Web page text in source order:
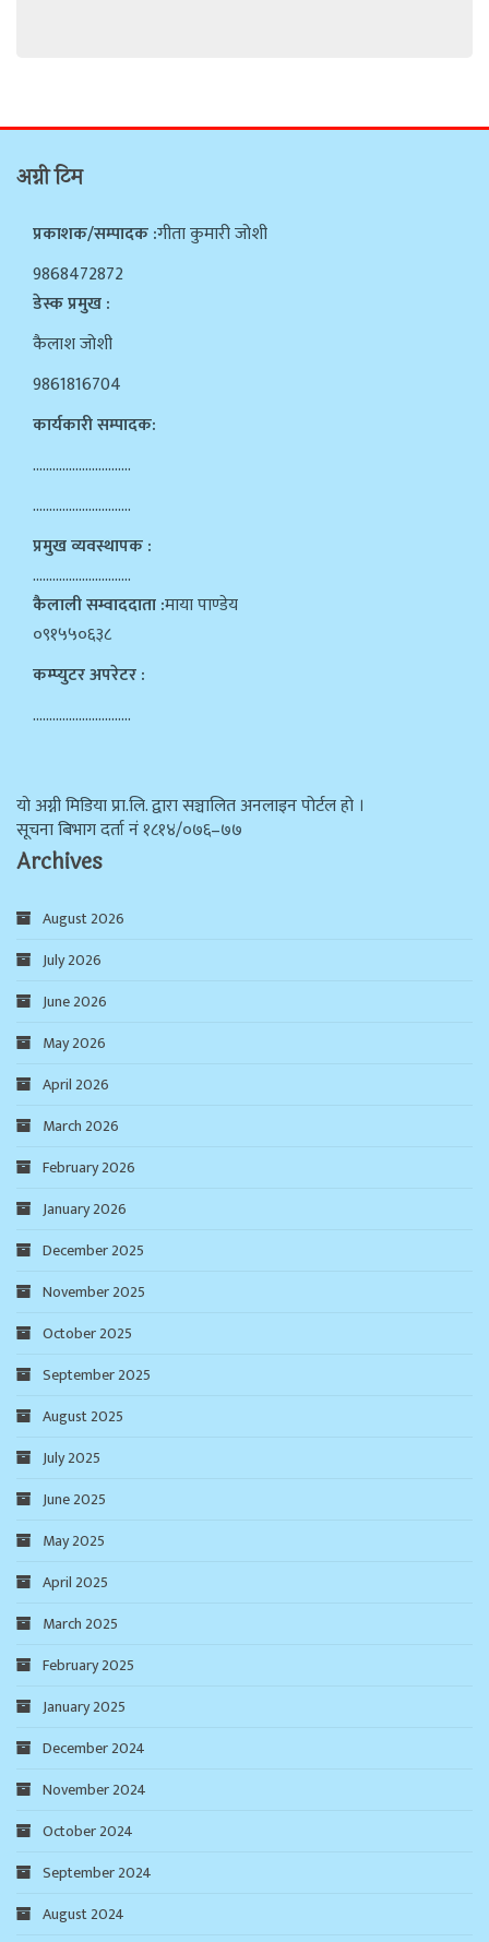
अग्नी टिम
प्रकाशक/सम्पादक :गीता कुमारी जोशी
9868472872
डेस्क प्रमुख :
कैलाश जोशी
9861816704
कार्यकारी सम्पादक:
…………………………
…………………………
प्रमुख व्यवस्थापक :
…………………………
कैलाली सम्वाददाता :माया पाण्डेय
०९१५५०६३८
कम्प्युटर अपरेटर :
…………………………
याे अग्नी मिडिया प्रा.लि. द्वारा सञ्चालित अनलाइन पोर्टल हो ।
सूचना बिभाग दर्ता न‌ं १८१४/०७६–७७
Archives
August 2026
July 2026
June 2026
May 2026
April 2026
March 2026
February 2026
January 2026
December 2025
November 2025
October 2025
September 2025
August 2025
July 2025
June 2025
May 2025
April 2025
March 2025
February 2025
January 2025
December 2024
November 2024
October 2024
September 2024
August 2024